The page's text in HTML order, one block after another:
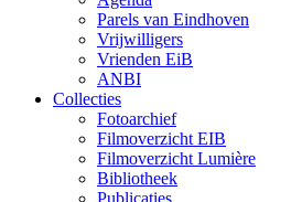
Parels van Eindhoven
Vrijwilligers
Vrienden EiB
ANBI
Collecties
Fotoarchief
Filmoverzicht EIB
Filmoverzicht Lumière
Bibliotheek
Publicaties